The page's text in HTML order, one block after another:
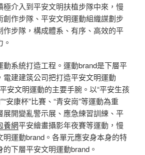
極介入到平安文明扶植步隊中來，慢
創作步隊、平安文明運動組織謀劃步
作步隊，構成體系、有序、高效的平
動系統打造工程。運動brand是下層平
電建建筑公司把打造平安文明運動
安文明運動的主要手腕。以“平安生孩
安康杯”比賽、“青安崗”等運動為重
展開變亂警示展、應急練習訓練、平
養網平安繪畫攝影年夜賽等運動，慢
明運動brand。各單元應安身本身的特
下層平安文明運動brand。